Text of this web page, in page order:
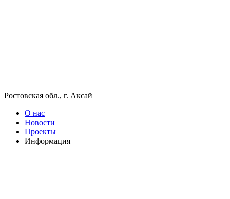
Ростовская обл., г. Аксай
О нас
Новости
Проекты
Информация